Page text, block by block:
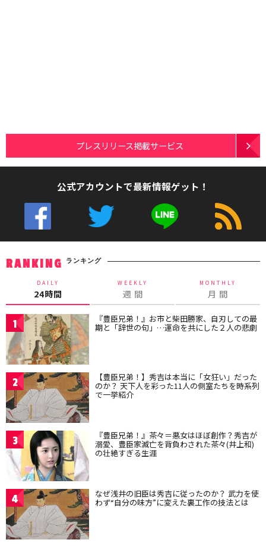
プレスリリース掲載サービス
公式アカウントで最新情報ゲット！
RANKING ランキング
DAILY
24時間
WEEKLY
週 間
MONTHLY
月 間
1 『豊臣兄弟！』お市と柴田勝家、自刃しての最
期と「辞世の句」…運命を共にした２人の悲劇
2 【豊臣兄弟！】秀吉は本当に「女狂い」だった
のか？ 天下人を彩った11人の側室たちを時系列
で一挙紹介
3 『豊臣兄弟！』茶々＝悪女はほぼ創作？秀吉が
溺愛、豊臣家滅亡を背負わされた茶々(井上和)
の壮絶すぎる生涯
4 なぜ浅井の旧臣は秀吉に従ったのか？ 武力を使
わず“自分の味方”に変えた裏工作の技法とは